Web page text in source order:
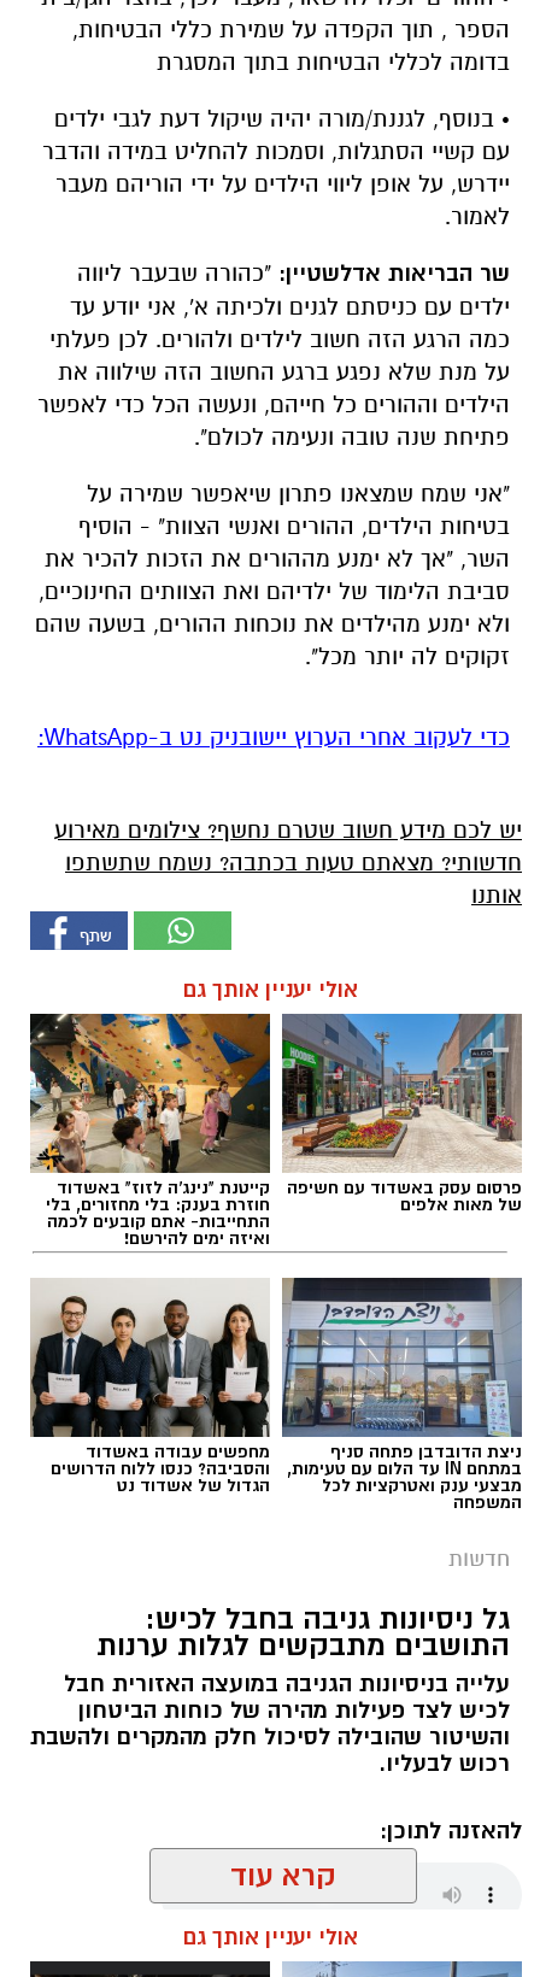
הספר , תוך הקפדה על שמירת כללי הבטיחות,
בדומה לכללי הבטיחות בתוך המסגרת
• בנוסף, לגננת/מורה יהיה שיקול דעת לגבי ילדים
עם קשיי הסתגלות, וסמכות להחליט במידה והדבר
יידרש, על אופן ליווי הילדים על ידי הוריהם מעבר
לאמור.
שר הבריאות אדלשטיין: "כהורה שבעבר ליווה
ילדים עם כניסתם לגנים ולכיתה א', אני יודע עד
כמה הרגע הזה חשוב לילדים ולהורים. לכן פעלתי
על מנת שלא נפגע ברגע החשוב הזה שילווה את
הילדים וההורים כל חייהם, ונעשה הכל כדי לאפשר
פתיחת שנה טובה ונעימה לכולם".
"אני שמח שמצאנו פתרון שיאפשר שמירה על
בטיחות הילדים, ההורים ואנשי הצוות" - הוסיף
השר, "אך לא ימנע מההורים את הזכות להכיר את
סביבת הלימוד של ילדיהם ואת הצוותים החינוכיים,
ולא ימנע מהילדים את נוכחות ההורים, בשעה שהם
זקוקים לה יותר מכל".
‏כדי לעקוב אחרי הערוץ יישובניק נט ב-WhatsApp:‏‏‏
יש לכם מידע חשוב שטרם נחשף? צילומים מאירוע
חדשותי? מצאתם טעות בכתבה? נשמח שתשתפו
אותנו
אולי יעניין אותך גם
פרסום עסק באשדוד עם חשיפה
של מאות אלפים
קייטנת "נינג'ה לזוז" באשדוד
חוזרת בענק: בלי מחזורים, בלי
התחייבות- אתם קובעים לכמה
ואיזה ימים להירשם!
ניצת הדובדבן פתחה סניף
במתחם IN עד הלום עם טעימות,
מבצעי ענק ואטרקציות לכל
המשפחה
מחפשים עבודה באשדוד
והסביבה? כנסו ללוח הדרושים
הגדול של אשדוד נט
חדשות
גל ניסיונות גניבה בחבל לכיש:
התושבים מתבקשים לגלות ערנות
עלייה בניסיונות הגניבה במועצה האזורית חבל
לכיש לצד פעילות מהירה של כוחות הביטחון
והשיטור שהובילה לסיכול חלק מהמקרים ולהשבת
רכוש לבעליו.
להאזנה לתוכן:
אלדה נתנאל / 18:01 08.08.26
קרא עוד
אולי יעניין אותך גם